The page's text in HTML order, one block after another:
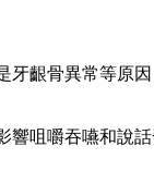
齦骨異常等原
咀嚼吞嚥和說